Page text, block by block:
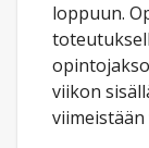
loppuun.
viikon
viimeistään